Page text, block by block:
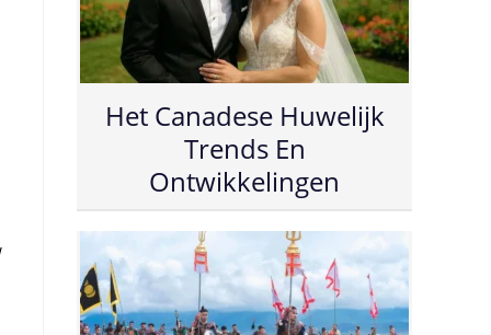
Het Canadese Huwelijk
Trends En
Ontwikkelingen